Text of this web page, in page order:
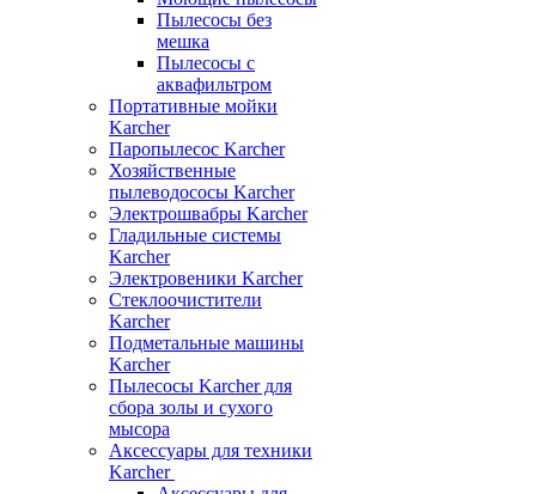
Пылесосы без
мешка
Пылесосы с
аквафильтром
Портативные мойки
Karcher
Паропылесос Karcher
Хозяйственные
пылеводососы Karcher
Электрошвабры Karcher
Гладильные системы
Karcher
Электровеники Karcher
Стеклоочистители
Karcher
Подметальные машины
Karcher
Пылесосы Karcher для
сбора золы и сухого
мысора
Аксессуары для техники
Karcher